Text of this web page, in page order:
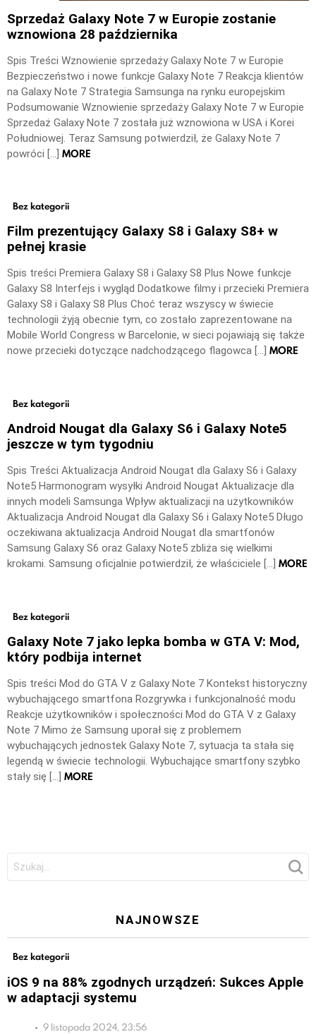
Sprzedaż Galaxy Note 7 w Europie zostanie
wznowiona 28 października
Spis Treści Wznowienie sprzedaży Galaxy Note 7 w Europie
Bezpieczeństwo i nowe funkcje Galaxy Note 7 Reakcja klientów
na Galaxy Note 7 Strategia Samsunga na rynku europejskim
Podsumowanie Wznowienie sprzedaży Galaxy Note 7 w Europie
Sprzedaż Galaxy Note 7 została już wznowiona w USA i Korei
Południowej. Teraz Samsung potwierdził, że Galaxy Note 7
powróci […] MORE
Bez kategorii
Film prezentujący Galaxy S8 i Galaxy S8+ w
pełnej krasie
Spis treści Premiera Galaxy S8 i Galaxy S8 Plus Nowe funkcje
Galaxy S8 Interfejs i wygląd Dodatkowe filmy i przecieki Premiera
Galaxy S8 i Galaxy S8 Plus Choć teraz wszyscy w świecie
technologii żyją obecnie tym, co zostało zaprezentowane na
Mobile World Congress w Barcelonie, w sieci pojawiają się także
nowe przecieki dotyczące nadchodzącego flagowca […] MORE
Bez kategorii
Android Nougat dla Galaxy S6 i Galaxy Note5
jeszcze w tym tygodniu
Spis Treści Aktualizacja Android Nougat dla Galaxy S6 i Galaxy
Note5 Harmonogram wysyłki Android Nougat Aktualizacje dla
innych modeli Samsunga Wpływ aktualizacji na użytkowników
Aktualizacja Android Nougat dla Galaxy S6 i Galaxy Note5 Długo
oczekiwana aktualizacja Android Nougat dla smartfonów
Samsung Galaxy S6 oraz Galaxy Note5 zbliża się wielkimi
krokami. Samsung oficjalnie potwierdził, że właściciele […] MORE
Bez kategorii
Galaxy Note 7 jako lepka bomba w GTA V: Mod,
który podbija internet
Spis treści Mod do GTA V z Galaxy Note 7 Kontekst historyczny
wybuchającego smartfona Rozgrywka i funkcjonalność modu
Reakcje użytkowników i społeczności Mod do GTA V z Galaxy
Note 7 Mimo że Samsung uporał się z problemem
wybuchających jednostek Galaxy Note 7, sytuacja ta stała się
legendą w świecie technologii. Wybuchające smartfony szybko
stały się […] MORE
NAJNOWSZE
Bez kategorii
iOS 9 na 88% zgodnych urządzeń: Sukces Apple
w adaptacji systemu
9 listopada 2024, 23:56